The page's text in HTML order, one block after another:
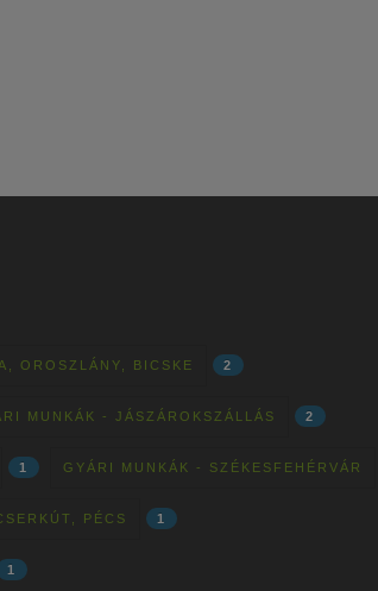
OROSZLÁNY, BICSKE 2
MUNKÁK - JÁSZÁROKSZÁLLÁS 2
1 GYÁRI MUNKÁK - SZÉKESFEHÉRVÁR
PÉCS 1
1